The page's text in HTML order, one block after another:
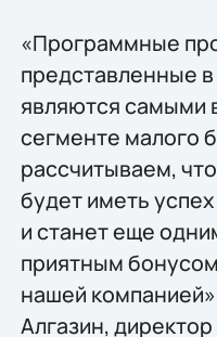
«Программные
представленные
являются самыми
сегменте малого
рассчитываем,
будет иметь
и станет еще
приятным
нашей
Алгазин,